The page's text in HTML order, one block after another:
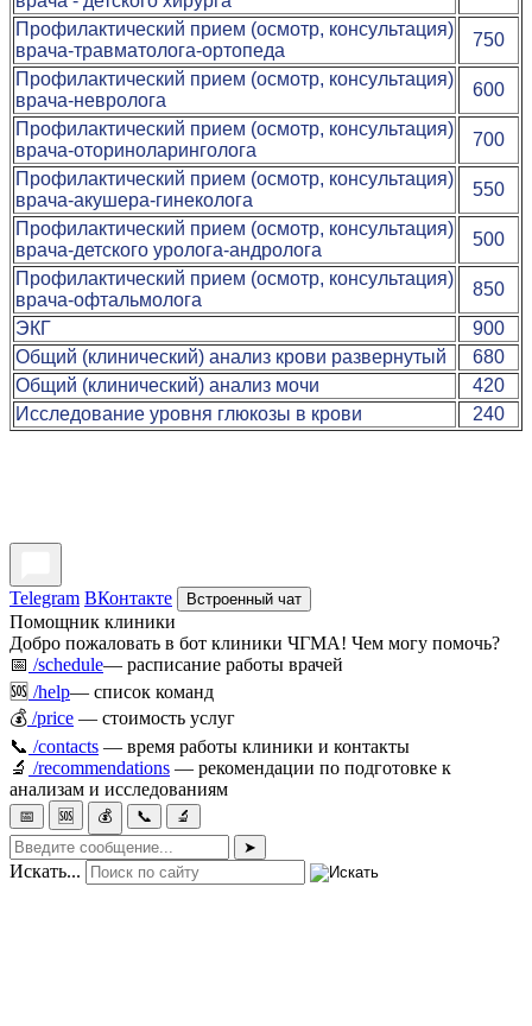
Профилактический прием (осмотр, консультация)
врача-травматолога-ортопеда
750
Профилактический прием (осмотр, консультация)
врача-невролога
600
Профилактический прием (осмотр, консультация)
врача-оториноларинголога
700
Профилактический прием (осмотр, консультация)
врача-акушера-гинеколога
550
Профилактический прием (осмотр, консультация)
врача-детского уролога-андролога
500
Профилактический прием (осмотр, консультация)
врача-офтальмолога
850
ЭКГ
900
Общий (клинический) анализ крови развернутый
680
Общий (клинический) анализ мочи
420
Исследование уровня глюкозы в крови
240
Telegram ВКонтакте Встроенный чат
Помощник клиники
Добро пожаловать в бот клиники ЧГМА! Чем могу помочь?
📅 /schedule— расписание работы врачей
🆘 /help— список команд
💰 /price — стоимость услуг
📞 /contacts — время работы клиники и контакты
🔬 /recommendations — рекомендации по подготовке к
анализам и исследованиям
📅 🆘 💰 📞
🔬
➤
Искать...